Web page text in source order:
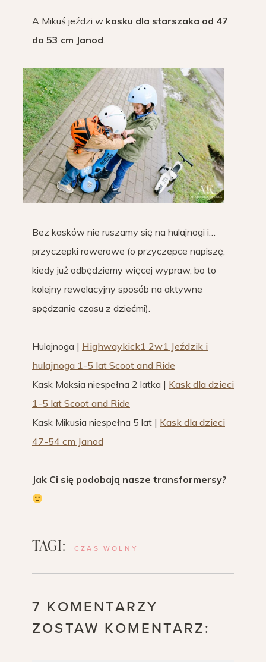
A Mikuś jeździ w kasku dla starszaka od 47
do 53 cm Janod.
Bez kasków nie ruszamy się na hulajnogi i…
przyczepki rowerowe (o przyczepce napiszę,
kiedy już odbędziemy więcej wypraw, bo to
kolejny rewelacyjny sposób na aktywne
spędzanie czasu z dziećmi).
Hulajnoga | Highwaykick1 2w1 Jeździk i
hulajnoga 1-5 lat Scoot and Ride
Kask Maksia niespełna 2 latka | Kask dla dzieci
1-5 lat Scoot and Ride
Kask Mikusia niespełna 5 lat | Kask dla dzieci
47-54 cm Janod
Jak Ci się podobają nasze transformersy?
TAGI: CZAS WOLNY
7 KOMENTARZY
ZOSTAW KOMENTARZ: